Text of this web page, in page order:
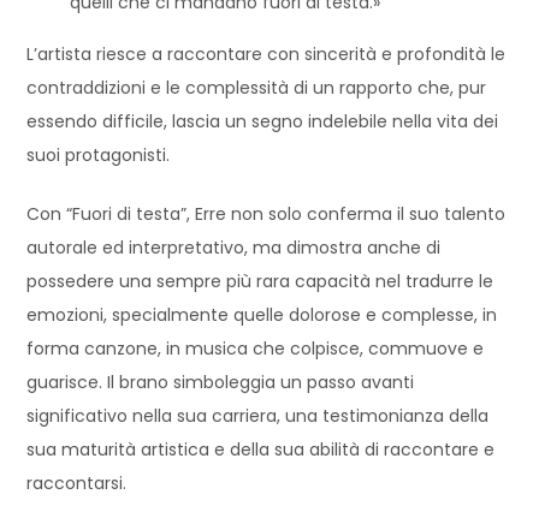
L’artista riesce a raccontare con sincerità e profondità le
contraddizioni e le complessità di un rapporto che, pur
essendo difficile, lascia un segno indelebile nella vita dei
suoi protagonisti.
Con “Fuori di testa”, Erre non solo conferma il suo talento
autorale ed interpretativo, ma dimostra anche di
possedere una sempre più rara capacità nel tradurre le
emozioni, specialmente quelle dolorose e complesse, in
forma canzone, in musica che colpisce, commuove e
guarisce. Il brano simboleggia un passo avanti
significativo nella sua carriera, una testimonianza della
sua maturità artistica e della sua abilità di raccontare e
raccontarsi.